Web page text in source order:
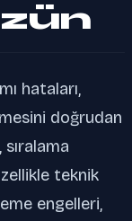
hataları,
doğrudan
teknik
engelleri,